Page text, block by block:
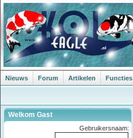
Nieuws Forum Artikelen Functies
Welkom Gast
Gebruikersnaam: